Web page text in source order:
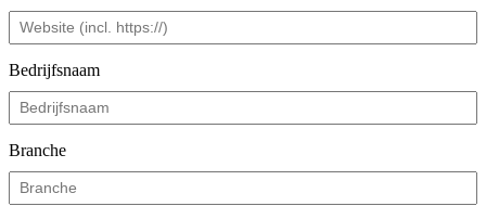
Bedrijfsnaam
Branche